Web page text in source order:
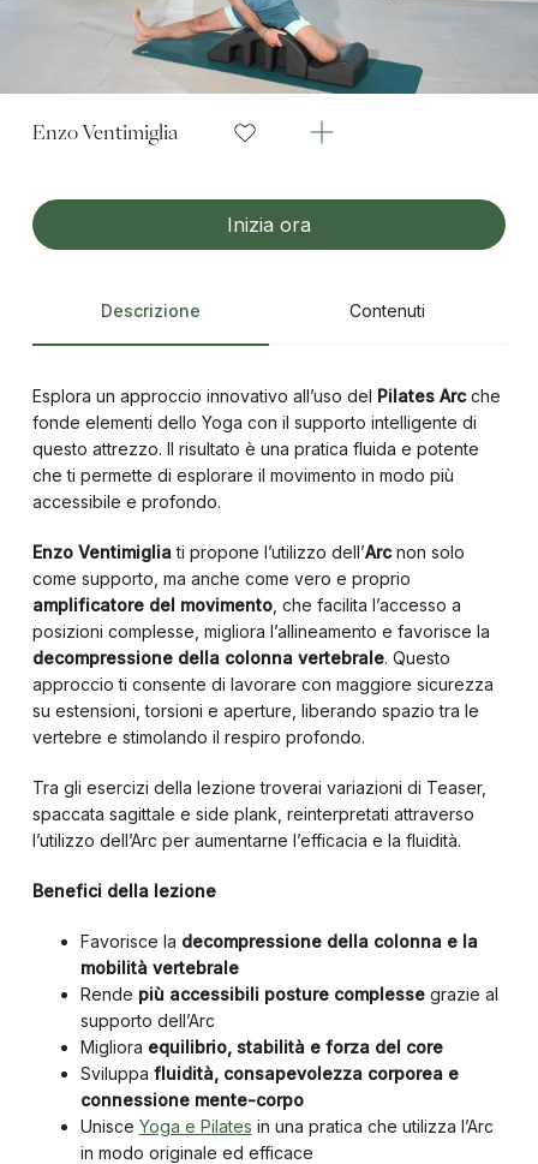
Enzo Ventimiglia
Inizia ora
Descrizione Contenuti
Esplora un approccio innovativo all’uso del Pilates Arcche
fonde elementi dello Yoga con il supporto intelligente di
questo attrezzo. Il risultato è una pratica fluida e potente
che ti permette di esplorare il movimento in modo più
accessibile e profondo.
Enzo Ventimiglia ti propone l’utilizzo dell’Arcnon solo
come supporto, ma anche come vero e proprio
amplificatore del movimento, che facilita l’accesso a
posizioni complesse, migliora l’allineamento e favorisce la
decompressione della colonna vertebrale. Questo
approccio ti consente di lavorare con maggiore sicurezza
su estensioni, torsioni e aperture, liberando spazio tra le
vertebre e stimolando il respiro profondo.
Tra gli esercizi della lezione troverai variazioni di Teaser,
spaccata sagittale e side plank, reinterpretati attraverso
l’utilizzo dell’Arc per aumentarne l’efficacia e la fluidità.
Benefici della lezione
Favorisce la decompressione della colonna e la
mobilità vertebrale
Rende più accessibili posture complessegrazie al
supporto dell’Arc
Migliora equilibrio, stabilità e forza del core
Sviluppa fluidità, consapevolezza corporea e
connessione mente-corpo
Unisce Yoga e Pilates in una pratica che utilizza l’Arc
in modo originale ed efficace